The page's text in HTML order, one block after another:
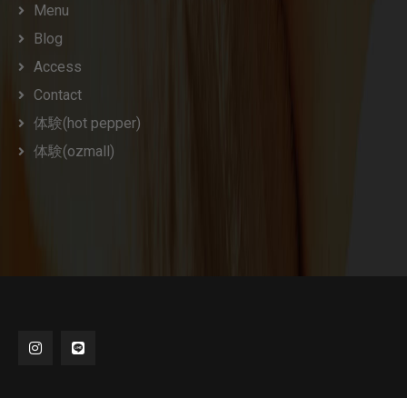
Menu
Blog
Access
Contact
体験(hot pepper)
体験(ozmall)